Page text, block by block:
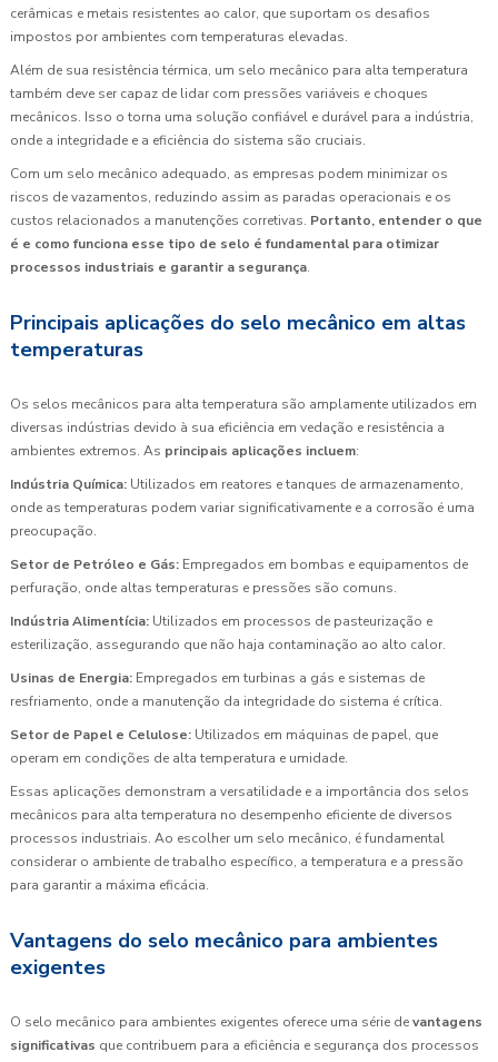
cerâmicas e metais resistentes ao calor, que suportam os desafios
impostos por ambientes com temperaturas elevadas.
Além de sua resistência térmica, um selo mecânico para alta temperatura
também deve ser capaz de lidar com pressões variáveis e choques
mecânicos. Isso o torna uma solução confiável e durável para a indústria,
onde a integridade e a eficiência do sistema são cruciais.
Com um selo mecânico adequado, as empresas podem minimizar os
riscos de vazamentos, reduzindo assim as paradas operacionais e os
custos relacionados a manutenções corretivas. Portanto, entender o que
é e como funciona esse tipo de selo é fundamental para otimizar
processos industriais e garantir a segurança.
Principais aplicações do selo mecânico em altas
temperaturas
Os selos mecânicos para alta temperatura são amplamente utilizados em
diversas indústrias devido à sua eficiência em vedação e resistência a
ambientes extremos. As principais aplicações incluem:
Indústria Química: Utilizados em reatores e tanques de armazenamento,
onde as temperaturas podem variar significativamente e a corrosão é uma
preocupação.
Setor de Petróleo e Gás: Empregados em bombas e equipamentos de
perfuração, onde altas temperaturas e pressões são comuns.
Indústria Alimentícia: Utilizados em processos de pasteurização e
esterilização, assegurando que não haja contaminação ao alto calor.
Usinas de Energia: Empregados em turbinas a gás e sistemas de
resfriamento, onde a manutenção da integridade do sistema é crítica.
Setor de Papel e Celulose: Utilizados em máquinas de papel, que
operam em condições de alta temperatura e umidade.
Essas aplicações demonstram a versatilidade e a importância dos selos
mecânicos para alta temperatura no desempenho eficiente de diversos
processos industriais. Ao escolher um selo mecânico, é fundamental
considerar o ambiente de trabalho específico, a temperatura e a pressão
para garantir a máxima eficácia.
Vantagens do selo mecânico para ambientes
exigentes
O selo mecânico para ambientes exigentes oferece uma série devantagens
significativas que contribuem para a eficiência e segurança dos processos